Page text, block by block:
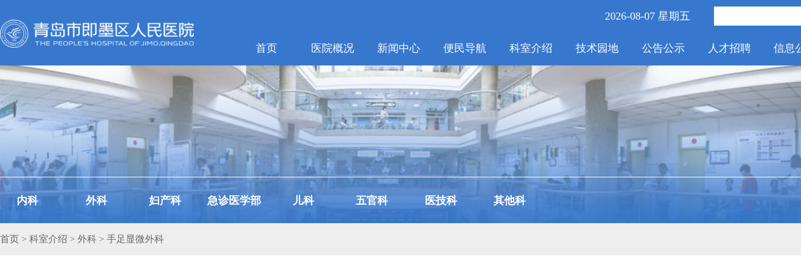
2026-08-07 星期五
首页 医院概况 新闻中心 便民导航 科室介绍 技术园地 公告公示 人才招聘 信息
内科 外科 妇产科 急诊医学部 儿科 五官科 医技科 其他科
首页 > 科室介绍 > 外科 > 手足显微外科